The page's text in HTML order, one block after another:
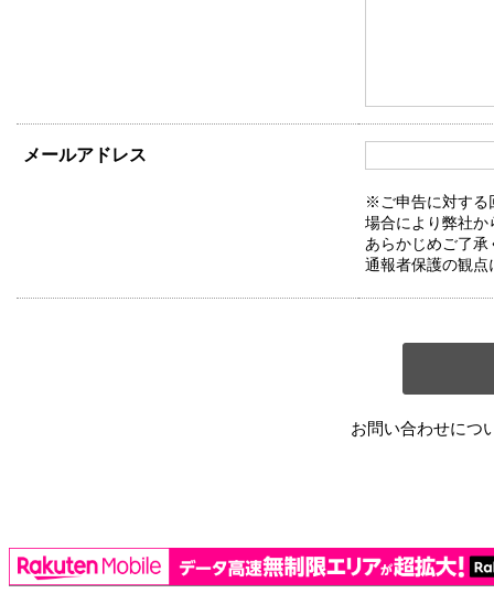
メールアドレス
※ご申告に対する
場合により弊社か
あらかじめご了承
通報者保護の観点
お問い合わせにつ